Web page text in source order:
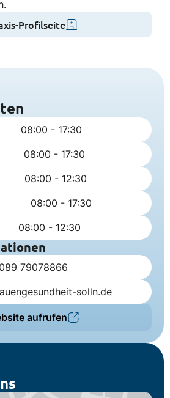
Profilseite
08:00 - 17:30
08:00 - 17:30
08:00 - 12:30
08:00 - 17:30
08:00 - 12:30
089 79078866
solln.de
aufrufen